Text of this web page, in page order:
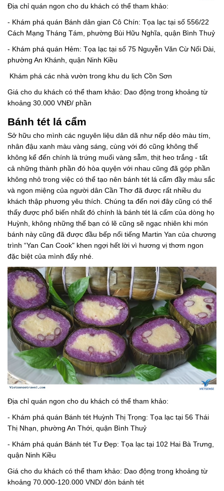
Địa chỉ quán ngon cho du khách có thể tham khảo:
- Khám phá quán Bánh dân gian Cô Chín: Tọa lạc tại số 556/22
Cách Mạng Tháng Tám, phường Bùi Hữu Nghĩa, quận Bình Thuỷ
- Khám phá quán Hẻm: Tọa lạc tại số 75 Nguyễn Văn Cừ Nối Dài,
phường An Khánh, quận Ninh Kiều
Khám phá các nhà vườn trong khu du lịch Cồn Sơn
Giá cho du khách có thể tham khảo: Dao động trong khoảng từ
khoảng 30.000 VNĐ/ phần
Bánh tét lá cẩm
Sở hữu cho mình các nguyên liệu dân dã như nếp dẻo màu tím,
nhân đậu xanh màu vàng sáng, cùng với đó cũng không thể
không kể đến chính là trứng muối vàng sẫm, thịt heo trắng - tất
cả những thành phần đó hòa quyện với nhau cũng đã góp phần
không nhỏ trong việc có thể tạo nên bánh tét lá cẩm đầy màu sắc
và ngon miệng của người dân Cần Thơ đã được rất nhiều du
khách thập phương yêu thích. Chúng ta đến nơi đây cũng có thể
thấy được phổ biến nhất đó chính là bánh tét lá cẩm của dòng họ
Huỳnh, không những thế bạn có lẽ cũng sẽ ngạc nhiên khi món
bánh này cũng đã được đầu bếp nổi tiếng Martin Yan của chương
trình “Yan Can Cook" khen ngợi hết lời vì hương vị thơm ngon
đặc biệt của mình đấy nhé.
Địa chỉ quán ngon cho du khách có thể tham khảo:
- Khám phá quán Bánh tét Huỳnh Thị Trọng: Tọa lạc tại 56 Thái
Thị Nhạn, phường An Thới, quận Bình Thuỷ
- Khám phá quán Bánh tét Tư Đẹp: Tọa lạc tại 102 Hai Bà Trưng,
quận Ninh Kiều
Giá cho du khách có thể tham khảo: Dao động trong khoảng từ
khoảng 70.000-120.000 VND/ đòn bánh tét